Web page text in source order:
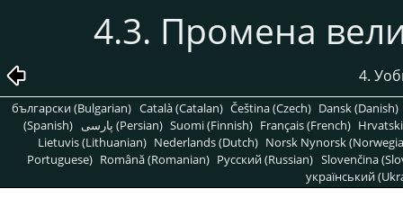
4.3. Промена
4.
български (Bulgarian) Català (Catalan) Čeština (Czech) Dansk (Danish)
(Spanish)
پارسی (Persian) Suomi (Finnish) Français (French)
Lietuvis (Lithuanian) Nederlands (Dutch) Norsk Nynorsk
Portuguese) Română (Romanian) Pусский (Russian) Slovenčina
український